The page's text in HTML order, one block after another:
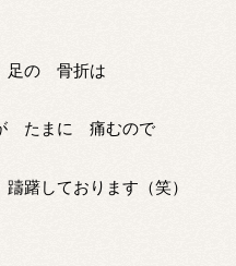
足の 骨折は
たまに 痛むので
しております（笑）